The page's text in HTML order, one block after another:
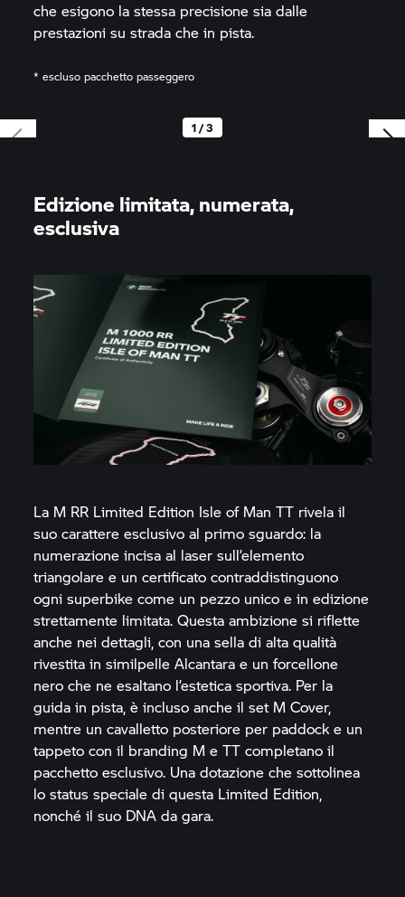
che esigono la stessa precisione sia dalle
prestazioni su strada che in pista.
* escluso pacchetto passeggero
1 / 3
Edizione limitata, numerata,
esclusiva
La M RR Limited Edition Isle of Man TT rivela il
suo carattere esclusivo al primo sguardo: la
numerazione incisa al laser sull’elemento
triangolare e un certificato contraddistinguono
ogni superbike come un pezzo unico e in edizione
strettamente limitata. Questa ambizione si riflette
anche nei dettagli, con una sella di alta qualità
rivestita in similpelle Alcantara e un forcellone
nero che ne esaltano l’estetica sportiva. Per la
guida in pista, è incluso anche il set M Cover,
mentre un cavalletto posteriore per paddock e un
tappeto con il branding M e TT completano il
pacchetto esclusivo. Una dotazione che sottolinea
lo status speciale di questa Limited Edition,
nonché il suo DNA da gara.